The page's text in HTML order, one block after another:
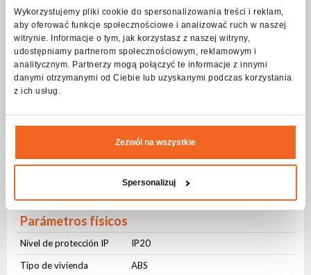
Wykorzystujemy pliki cookie do spersonalizowania treści i reklam,
aby oferować funkcje społecznościowe i analizować ruch w naszej
witrynie. Informacje o tym, jak korzystasz z naszej witryny,
udostępniamy partnerom społecznościowym, reklamowym i
analitycznym. Partnerzy mogą połączyć te informacje z innymi
danymi otrzymanymi od Ciebie lub uzyskanymi podczas korzystania
z ich usług.
Zezwól na wszystkie
Spersonalizuj
Interfaz de usuario
Botones físicos
Yes
Pantalla LCD
Yes
Conectores
PowerCON
DMX IN
3-pin XLR
3-pin XLR
Parámetros físicos
Nivel de protección IP
IP20
Tipo de vivienda
ABS